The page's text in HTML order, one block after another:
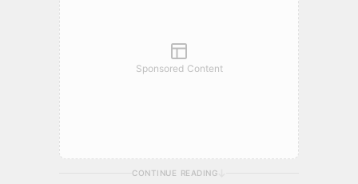
Sponsored Content
CONTINUE READING